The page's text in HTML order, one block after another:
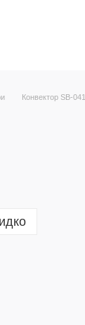
Конвектор SB-041